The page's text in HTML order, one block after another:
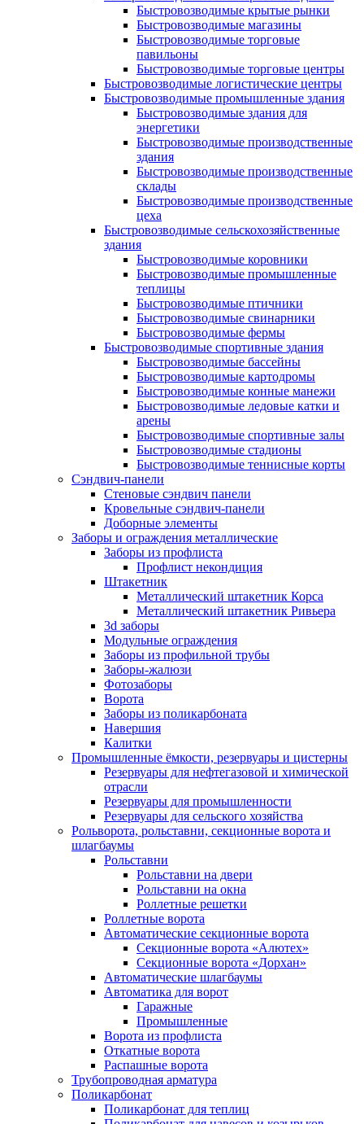
Быстровозводимые крытые рынки
Быстровозводимые магазины
Быстровозводимые торговые
павильоны
Быстровозводимые торговые центры
Быстровозводимые логистические центры
Быстровозводимые промышленные здания
Быстровозводимые здания для
энергетики
Быстровозводимые производственные
здания
Быстровозводимые производственные
склады
Быстровозводимые производственные
цеха
Быстровозводимые сельскохозяйственные
здания
Быстровозводимые коровники
Быстровозводимые промышленные
теплицы
Быстровозводимые птичники
Быстровозводимые свинарники
Быстровозводимые фермы
Быстровозводимые спортивные здания
Быстровозводимые бассейны
Быстровозводимые картодромы
Быстровозводимые конные манежи
Быстровозводимые ледовые катки и
арены
Быстровозводимые спортивные залы
Быстровозводимые стадионы
Быстровозводимые теннисные корты
Сэндвич-панели
Стеновые сэндвич панели
Кровельные сэндвич-панели
Доборные элементы
Заборы и ограждения металлические
Заборы из профлиста
Профлист некондиция
Штакетник
Металлический штакетник Корса
Металлический штакетник Ривьера
3d заборы
Модульные ограждения
Заборы из профильной трубы
Заборы-жалюзи
Фотозаборы
Ворота
Заборы из поликарбоната
Навершия
Калитки
Промышленные ёмкости, резервуары и цистерны
Резервуары для нефтегазовой и химической
отрасли
Резервуары для промышленности
Резервуары для сельского хозяйства
Рольворота, рольставни, секционные ворота и
шлагбаумы
Рольставни
Рольставни на двери
Рольставни на окна
Роллетные решетки
Роллетные ворота
Автоматические секционные ворота
Секционные ворота «Алютех»
Секционные ворота «Дорхан»
Автоматические шлагбаумы
Автоматика для ворот
Гаражные
Промышленные
Ворота из профлиста
Откатные ворота
Распашные ворота
Трубопроводная арматура
Поликарбонат
Поликарбонат для теплиц